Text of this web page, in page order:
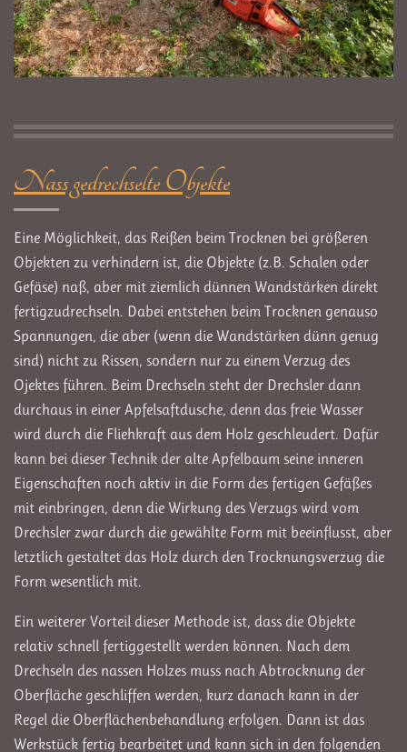
Nass gedrechselte Objekte
Eine Möglichkeit, das Reißen beim Trocknen bei größeren
Objekten zu verhindern ist, die Objekte (z.B. Schalen oder
Gefäse) naß, aber mit ziemlich dünnen Wandstärken direkt
fertigzudrechseln. Dabei entstehen beim Trocknen genauso
Spannungen, die aber (wenn die Wandstärken dünn genug
sind) nicht zu Rissen, sondern nur zu einem Verzug des
Ojektes führen. Beim Drechseln steht der Drechsler dann
durchaus in einer Apfelsaftdusche, denn das freie Wasser
wird durch die Fliehkraft aus dem Holz geschleudert. Dafür
kann bei dieser Technik der alte Apfelbaum seine inneren
Eigenschaften noch aktiv in die Form des fertigen Gefäßes
mit einbringen, denn die Wirkung des Verzugs wird vom
Drechsler zwar durch die gewählte Form mit beeinflusst, aber
letztlich gestaltet das Holz durch den Trocknungsverzug die
Form wesentlich mit.
Ein weiterer Vorteil dieser Methode ist, dass die Objekte
relativ schnell fertiggestellt werden können. Nach dem
Drechseln des nassen Holzes muss nach Abtrocknung der
Oberfläche geschliffen werden, kurz danach kann in der
Regel die Oberflächenbehandlung erfolgen. Dann ist das
Werkstück fertig bearbeitet und kann sich in den folgenden